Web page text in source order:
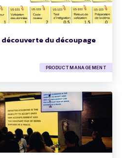
du découpage
PRODUCT MANAGEMENT